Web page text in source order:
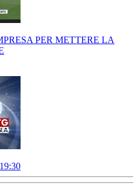
PER METTERE LA